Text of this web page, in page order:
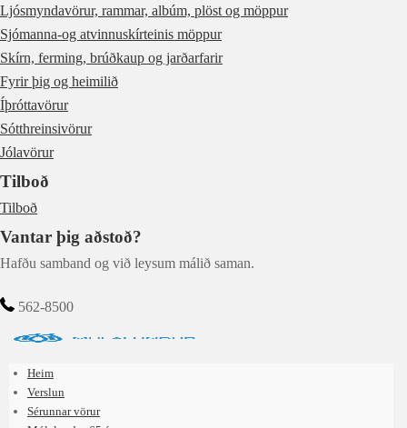
Ljósmyndavörur, rammar, albúm, plöst og möppur
Sjómanna-og atvinnuskírteinis möppur
Skírn, ferming, brúðkaup og jarðarfarir
Fyrir þig og heimilið
Íþróttavörur
Sótthreinsivörur
Jólavörur
Tilboð
Tilboð
Vantar þig aðstoð?
Hafðu samband og við leysum málið saman.
562-8500
Heim
Verslun
Sérunnar vörur